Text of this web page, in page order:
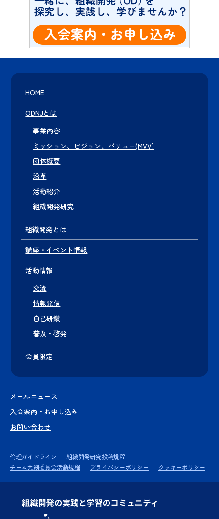
HOME
ODNJとは
事業内容
ミッション、ビジョン、バリュー(MVV)
団体概要
沿革
活動紹介
組織開発研究
組織開発とは
講座・イベント情報
活動情報
交流
情報発信
自己研鑽
普及・啓発
会員限定
メールニュース
入会案内・お申し込み
お問い合わせ
倫理ガイドライン
組織開発研究投稿規程
チーム共創委員会活動規程
プライバシーポリシー クッキーポリシー